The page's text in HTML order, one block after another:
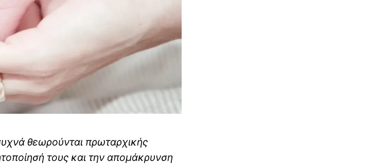
θεωρούνται πρωταρχικής
τους και την απομάκρυνση